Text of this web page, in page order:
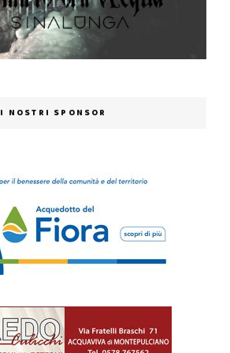
I NOSTRI SPONSOR